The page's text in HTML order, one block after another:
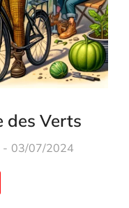
des Verts
03/07/2024